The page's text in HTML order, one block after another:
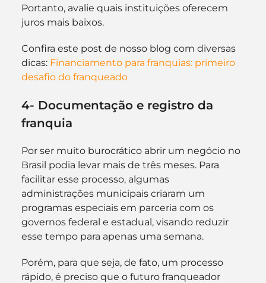
Portanto, avalie quais instituições oferecem
juros mais baixos.
Confira este post de nosso blog com diversas
dicas: Financiamento para franquias: primeiro
desafio do franqueado
4- Documentação e registro da
franquia
Por ser muito burocrático abrir um negócio no
Brasil podia levar mais de três meses. Para
facilitar esse processo, algumas
administrações municipais criaram um
programas especiais em parceria com os
governos federal e estadual, visando reduzir
esse tempo para apenas uma semana.
Porém, para que seja, de fato, um processo
rápido, é preciso que o futuro franqueador